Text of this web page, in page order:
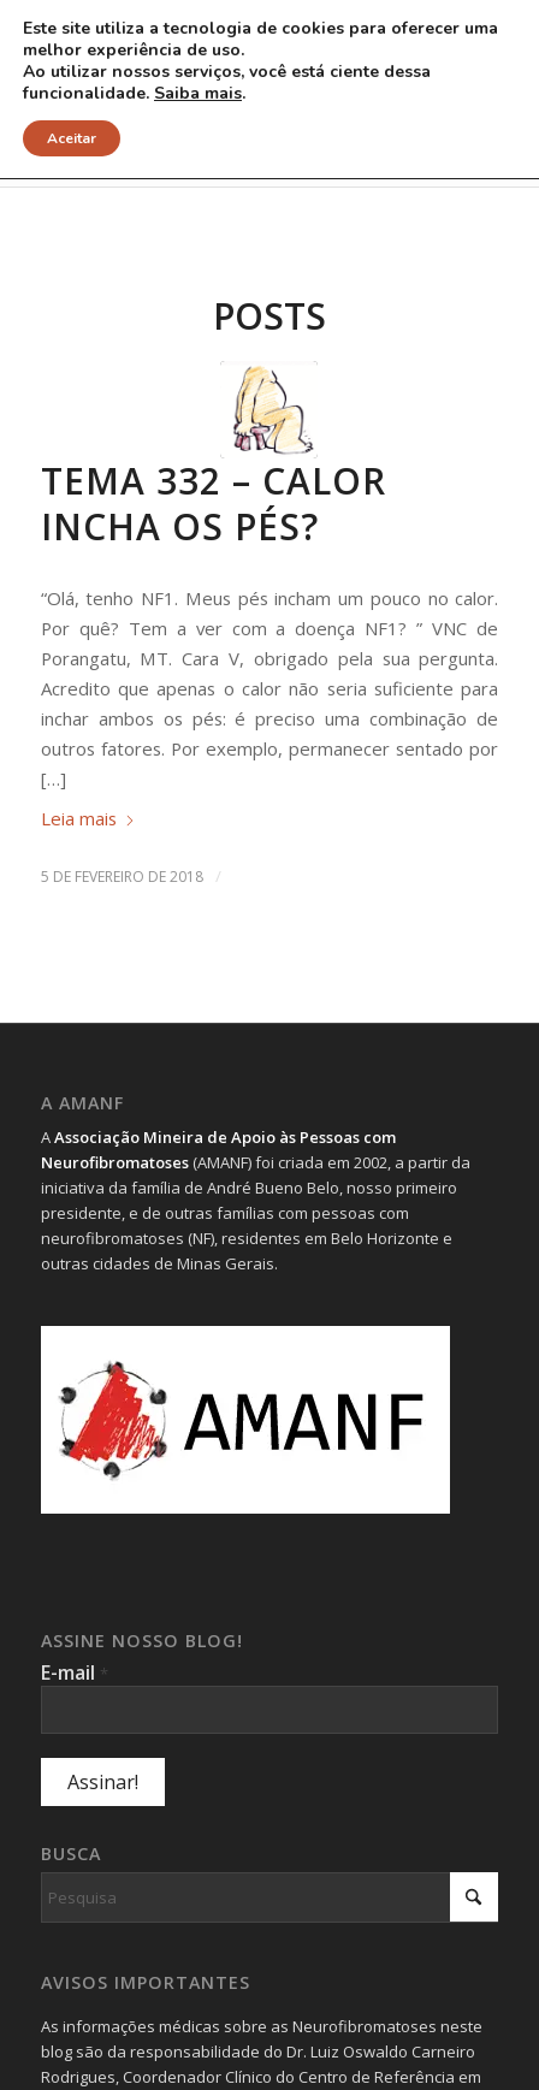
Arquivo para Tag: inchação
POSTS
TEMA 332 – CALOR
INCHA OS PÉS?
“Olá, tenho NF1. Meus pés incham um pouco no calor.
Por quê? Tem a ver com a doença NF1? ” VNC de
Porangatu, MT. Cara V, obrigado pela sua pergunta.
Acredito que apenas o calor não seria suficiente para
inchar ambos os pés: é preciso uma combinação de
outros fatores. Por exemplo, permanecer sentado por
[…]
Leia mais
5 DE FEVEREIRO DE 2018 /
A AMANF
AAssociação Mineira de Apoio às Pessoas com
Neurofibromatoses(AMANF) foi criada em 2002, a partir da
iniciativa da família de André Bueno Belo, nosso primeiro
presidente, e de outras famílias com pessoas com
neurofibromatoses (NF), residentes em Belo Horizonte e
outras cidades de Minas Gerais.
ASSINE NOSSO BLOG!
E-mail *
BUSCA
AVISOS IMPORTANTES
As informações médicas sobre as Neurofibromatoses neste
blog são da responsabilidade do Dr. Luiz Oswaldo Carneiro
Rodrigues, Coordenador Clínico do Centro de Referência em
Este site utiliza a tecnologia de cookies para oferecer uma
melhor experiência de uso.
Ao utilizar nossos serviços, você está ciente dessa
funcionalidade. Saiba mais.
Aceitar